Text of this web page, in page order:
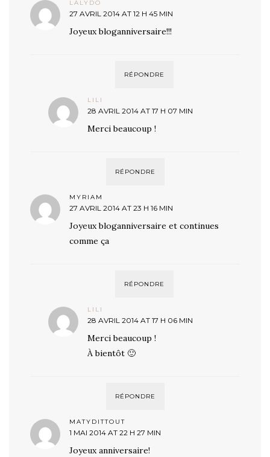
LALYDO
27 AVRIL 2014 AT 12 H 45 MIN
Joyeux bloganniversaire!!!
RÉPONDRE
LILI
28 AVRIL 2014 AT 17 H 07 MIN
Merci beaucoup !
RÉPONDRE
MYRIAM
27 AVRIL 2014 AT 23 H 16 MIN
Joyeux bloganniversaire et continues
comme ça
RÉPONDRE
LILI
28 AVRIL 2014 AT 17 H 06 MIN
Merci beaucoup !
À bientôt 🙂
RÉPONDRE
MATYDITTOUT
1 MAI 2014 AT 22 H 27 MIN
Joyeux anniversaire!